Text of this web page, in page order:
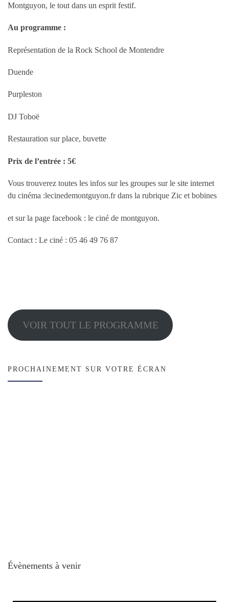
Montguyon, le tout dans un esprit festif.
Au programme :
Représentation de la Rock School de Montendre
Duende
Purpleston
DJ Toboë
Restauration sur place, buvette
Prix de l’entrée : 5€
Vous trouverez toutes les infos sur les groupes sur le site internet
du cinéma :lecinedemontguyon.fr dans la rubrique Zic et bobines
et sur la page facebook : le ciné de montguyon.
Contact : Le ciné : 05 46 49 76 87
VOIR TOUT LE PROGRAMME
PROCHAINEMENT SUR VOTRE ÉCRAN
Évènements à venir